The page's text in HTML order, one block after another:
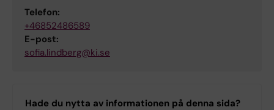
Telefon:
+46852486589
E-post:
sofia.lindberg@ki.se
Hade du nytta av informationen på denna sida?